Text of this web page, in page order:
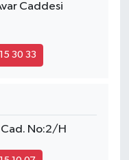
Caddesi
30 33
No:2/H